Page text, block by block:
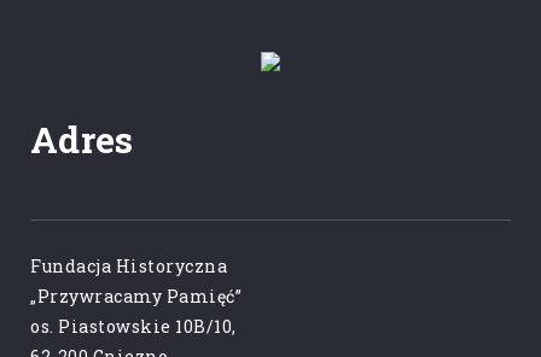
Adres
Fundacja Historyczna
„Przywracamy Pamięć”
os. Piastowskie 10B/10,